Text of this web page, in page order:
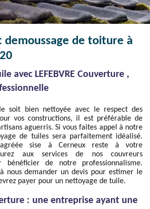
demoussage de toiture à
avec LEFEBVRE Couverture ,
soit bien nettoyée avec le respect des
vos constructions, il est préférable de
aguerris. Si vous faites appel à notre
de tuiles sera parfaitement idéalisé.
sise à Cerneux reste à votre
aux services de nos couvreurs
bénéficier de notre professionnalisme.
nous demander un devis pour estimer le
payer pour un nettoyage de tuile.
: une entreprise ayant une